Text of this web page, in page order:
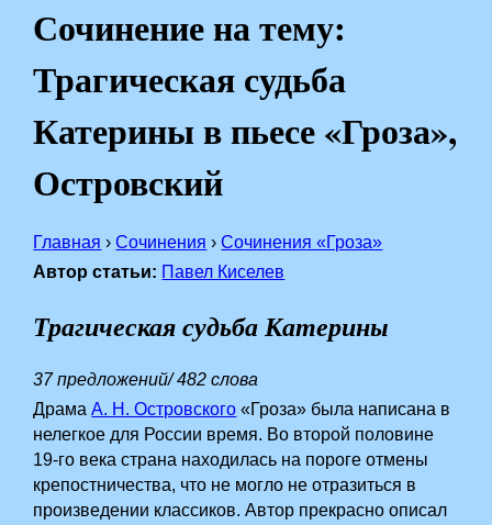
Сочинение на тему:
Трагическая судьба
Катерины в пьесе «Гроза»,
Островский
Главная › Сочинения › Сочинения «Гроза»
Автор статьи: Павел Киселев
Трагическая судьба Катерины
37 предложений/ 482 слова
ДрамаА. Н. Островского «Гроза» была написана в
нелегкое для России время. Во второй половине
19-го века страна находилась на пороге отмены
крепостничества, что не могло не отразиться в
произведении классиков. Автор прекрасно описал